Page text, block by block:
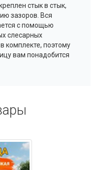
стык в стык,
зазоров. Вся
с помощью
слесарных
комплекте, поэтому
вам понадобится